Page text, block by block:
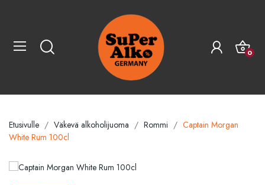
0
Etusivulle Väkevä alkoholijuoma Rommi
Captain Morgan
White Rum 100cl